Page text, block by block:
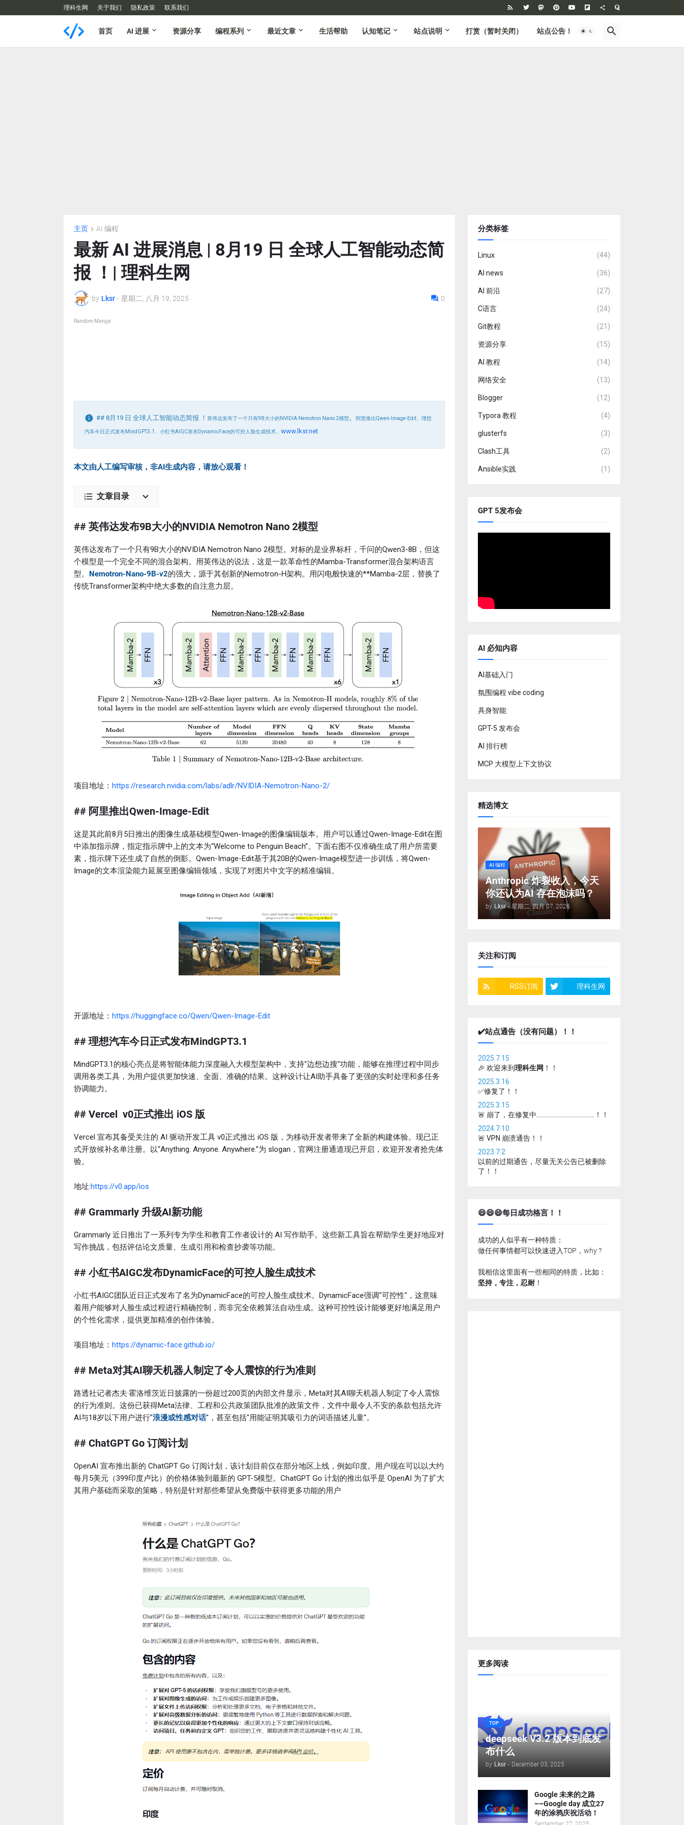
理科生网 关于我们 隐私政策 联系我们
首页 AI 进展 资源分享 编程系列 最近文章 生活帮助 认知笔记 站点说明 打赏（暂时关闭） 站点公告！ BBS
主页 AI 编程
最新 AI 进展消息 | 8月19 日 全球人工智能动态简
报 ！| 理科生网
by Lksr - 星期二, 八月 19, 2025 0
Random Manga
## 8月19 日 全球人工智能动态简报 ！ 英伟达发布了一个只有9B大小的NVIDIA Nemotron Nano 2模型。 阿里推出Qwen-Image-Edit、理想
汽车今日正式发布MindGPT3.1、小红书AIGC发布DynamicFace的可控人脸生成技术。 www.lksr.net
本文由人工编写审核，非AI生成内容，请放心观看！
文章目录
## 英伟达发布9B大小的NVIDIA Nemotron Nano 2模型
英伟达发布了一个只有9B大小的NVIDIA Nemotron Nano 2模型。对标的是业界标杆，千问的Qwen3-8B，但这
个模型是一个完全不同的混合架构。用英伟达的说法，这是一款革命性的Mamba-Transformer混合架构语言
型。 Nemotron-Nano-9B-v2的强大，源于其创新的Nemotron-H架构。用闪电般快速的**Mamba-2层，替换了
传统Transformer架构中绝大多数的自注意力层。
项目地址： https://research.nvidia.com/labs/adlr/NVIDIA-Nemotron-Nano-2/
## 阿里推出Qwen-Image-Edit
这是其此前8月5日推出的图像生成基础模型Qwen-Image的图像编辑版本。用户可以通过Qwen-Image-Edit在图
中添加指示牌，指定指示牌中上的文本为“Welcome to Penguin Beach”。下面右图不仅准确生成了用户所需要
素，指示牌下还生成了自然的倒影。Qwen-Image-Edit基于其20B的Qwen-Image模型进⼀步训练，将Qwen-
Image的文本渲染能力延展至图像编辑领域，实现了对图片中文字的精准编辑。
开源地址： https://huggingface.co/Qwen/Qwen-Image-Edit
## 理想汽车今日正式发布MindGPT3.1
MindGPT3.1的核心亮点是将智能体能力深度融入大模型架构中，支持"边想边搜"功能，能够在推理过程中同步
调用各类工具，为用户提供更加快速、全面、准确的结果。这种设计让AI助手具备了更强的实时处理和多任务
协调能力。
## Vercel v0正式推出 iOS 版
Vercel 宣布其备受关注的 AI 驱动开发工具 v0正式推出 iOS 版，为移动开发者带来了全新的构建体验。现已正
式开放候补名单注册。以“Anything. Anyone. Anywhere.”为 slogan，官网注册通道现已开启，欢迎开发者抢先体
验。
地址:https://v0.app/ios
## Grammarly 升级AI新功能
Grammarly 近日推出了一系列专为学生和教育工作者设计的 AI 写作助手。这些新工具旨在帮助学生更好地应对
写作挑战，包括评估论文质量、生成引用和检查抄袭等功能。
## 小红书AIGC发布DynamicFace的可控人脸生成技术
小红书AIGC团队近日正式发布了名为DynamicFace的可控人脸生成技术。DynamicFace强调"可控性"，这意味
着用户能够对人脸生成过程进行精确控制，而非完全依赖算法自动生成。这种可控性设计能够更好地满足用户
的个性化需求，提供更加精准的创作体验。
项目地址： https://dynamic-face.github.io/
## Meta对其AI聊天机器人制定了令人震惊的行为准则
路透社记者杰夫·霍洛维茨近日披露的一份超过200页的内部文件显示，Meta对其AI聊天机器人制定了令人震惊
的行为准则。这份已获得Meta法律、工程和公共政策团队批准的政策文件，文件中最令人不安的条款包括允许
AI与18岁以下用户进行"浪漫或性感对话"，甚至包括"用能证明其吸引力的词语描述儿童"。
## ChatGPT Go 订阅计划
OpenAI 宣布推出新的 ChatGPT Go 订阅计划，该计划目前仅在部分地区上线，例如印度。用户现在可以以大约
每月5美元（399印度卢比）的价格体验到最新的 GPT-5模型。ChatGPT Go 计划的推出似乎是 OpenAI 为了扩大
其用户基础而采取的策略，特别是针对那些希望从免费版中获得更多功能的用户
分类标签
Linux (44)
AI news (36)
AI 前沿 (27)
C语言 (24)
Git教程 (21)
资源分享 (15)
AI 教程 (14)
网络安全 (13)
Blogger (12)
Typora 教程 (4)
glusterfs (3)
Clash工具 (2)
Ansible实践 (1)
GPT 5发布会
AI 必知内容
AI基础入门
氛围编程 vibe coding
具身智能
GPT-5 发布会
AI 排行榜
MCP 大模型上下文协议
精选博文
AI 编程
Anthropic 炸裂收入，今天
你还认为AI 存在泡沫吗？
by Lksr - 星期二, 四月 07, 2026
关注和订阅
RSS订阅 理科生网
✔️站点通告（没有问题）！！
2025.7.15
🎉 欢迎来到理科生网 ！！
2025.3.16
✅修复了！！
2025.3.15
🚨 崩了，在修复中......................................！！
2024.7.10
🚨 VPN 崩溃通告！！
2023.7.2
以前的过期通告，尽量无关公告已被删除
了！！
😄😄😄每日成功格言！！
成功的人似乎有一种特质：
做任何事情都可以快速进入TOP，why ?
我相信这里面有一些相同的特质，比如：
坚持，专注，忍耐 ！
更多阅读
TOP
deepseek V3.2 版本到底发
布什么
by Lksr - December 03, 2025
Google 未来的之路
~~Google day 成立27
年的涂鸦庆祝活动！